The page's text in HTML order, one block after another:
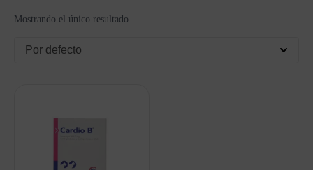
Mostrando el único resultado
Por defecto